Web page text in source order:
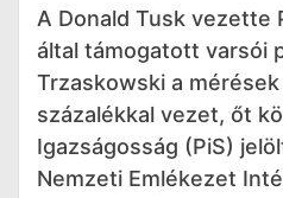
A Donald Tusk vezette
által támogatott varsói
Trzaskowski a
százalékkal vezet, őt
Igazságosság (PiS)
Nemzeti Emlékezet